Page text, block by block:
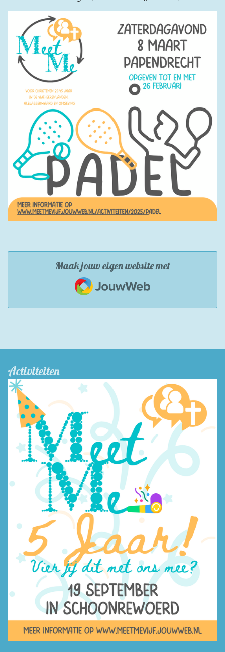
Maak jouw eigen website met
JouwWeb
Activiteiten